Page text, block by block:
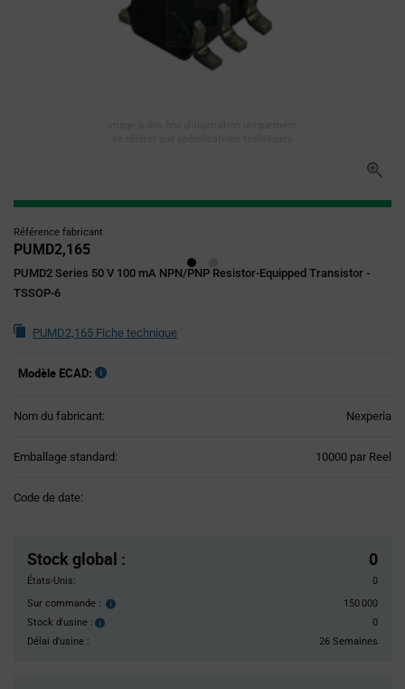
Référence fabricant
PUMD2,165
PUMD2 Series 50 V 100 mA NPN/PNP Resistor-Equipped Transistor -
TSSOP-6
PUMD2,165 Fiche technique
Modèle ECAD:
Nom du fabricant: Nexperia
Emballage standard: 10000 par Reel
Code de date:
Stock global : 0
États-Unis:
0
Sur commande : Order
inventroy
150 000
Stock d'usine :
Stock
0
Délai d'usine :
26 Semaines